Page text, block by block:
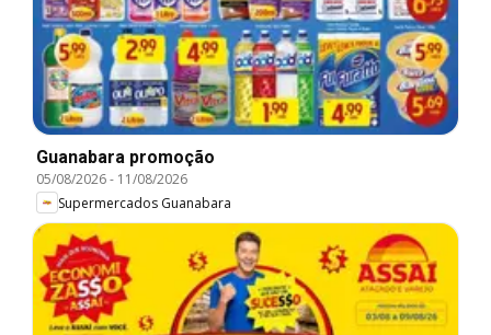
Guanabara promoção
05/08/2026- 11/08/2026
Supermercados Guanabara